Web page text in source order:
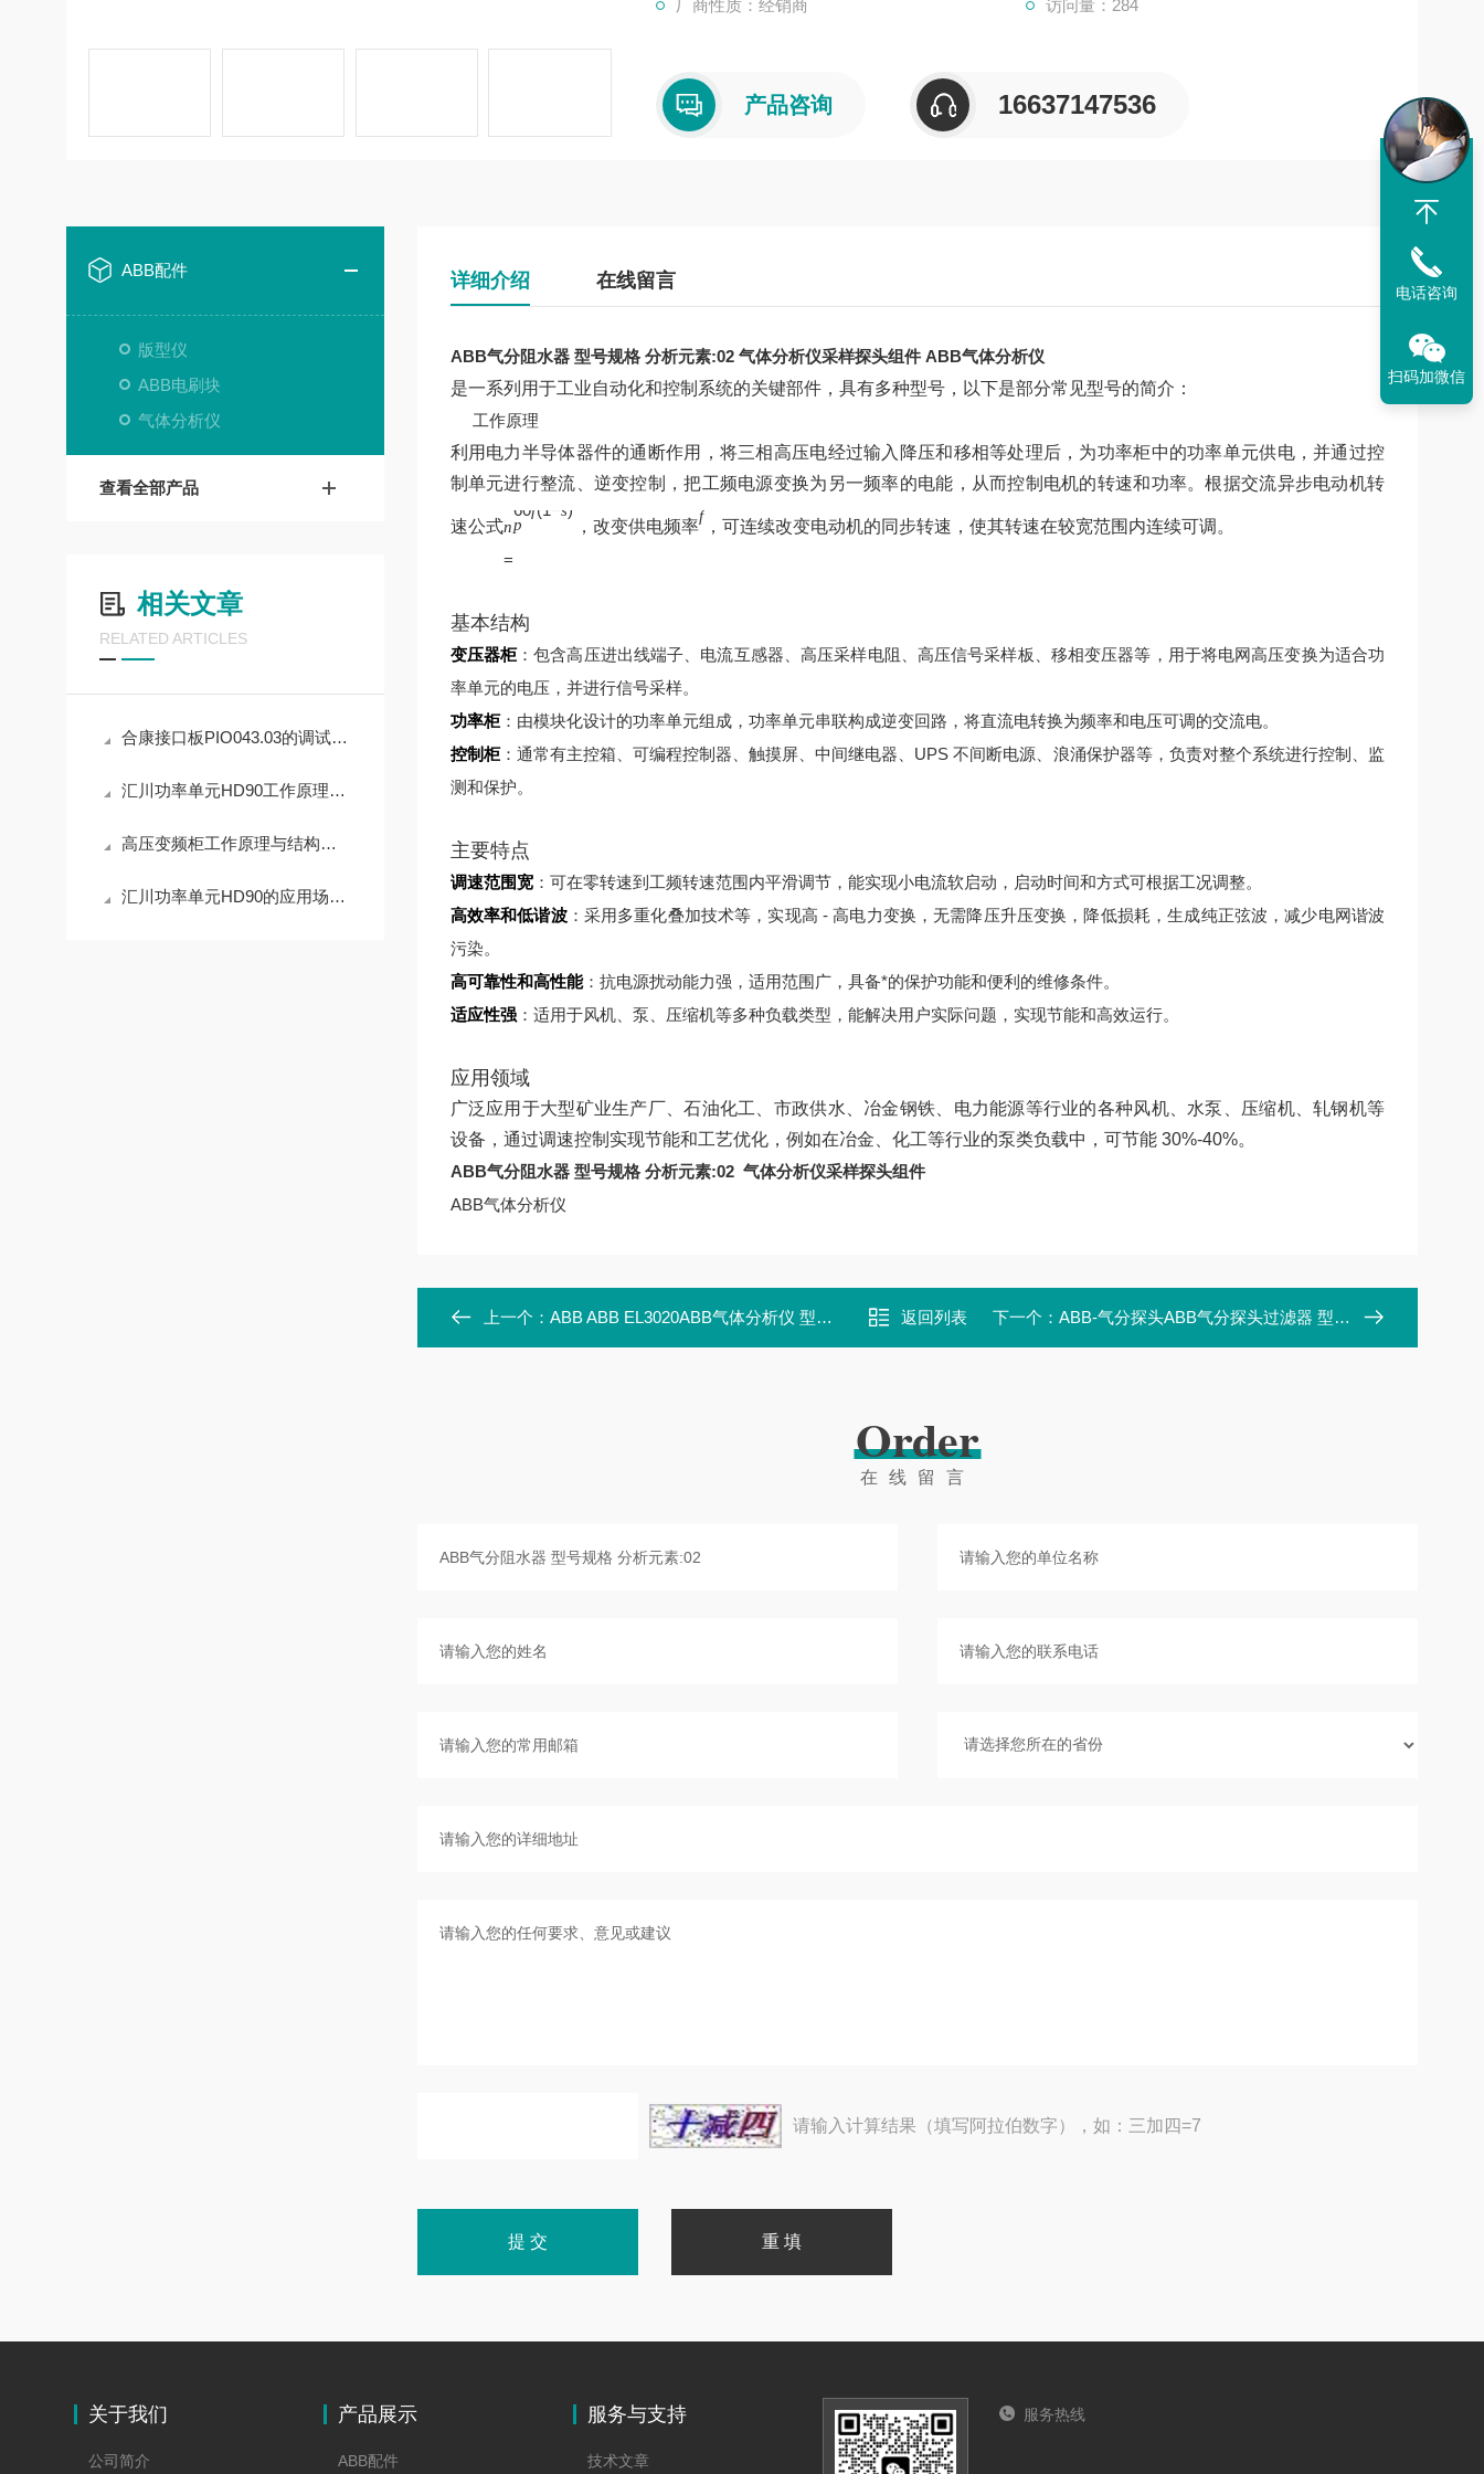
厂商性质：经销商 访问量：284
产品咨询 16637147536
ABB配件
版型仪
ABB电刷块
气体分析仪
查看全部产品
相关文章
RELATED ARTICLES
合康接口板PIO043.03的调试指南
汇川功率单元HD90工作原理基于先进的电力电子技术和控制策略
高压变频柜工作原理与结构介绍
汇川功率单元HD90的应用场景有哪些？
详细介绍 在线留言
ABB气分阻水器 型号规格 分析元素:02 气体分析仪采样探头组件 ABB气体分析仪
是一系列用于工业自动化和控制系统的关键部件，具有多种型号，以下是部分常见型号的简介：
工作原理
利用电力半导体器件的通断作用，将三相高压电经过输入降压和移相等处理后，为功率柜中的功率单元供电，并通过控
制单元进行整流、逆变控制，把工频电源变换为另一频率的电能，从而控制电机的转速和功率。根据交流异步电动机转
速公式n
=
p
60f( 1 −s)
，改变供电频率
f
，可连续改变电动机的同步转速，使其转速在较宽范围内连续可调。
基本结构
变压器柜：包含高压进出线端子、电流互感器、高压采样电阻、高压信号采样板、移相变压器等，用于将电网高压变换为适合功
率单元的电压，并进行信号采样。
功率柜：由模块化设计的功率单元组成，功率单元串联构成逆变回路，将直流电转换为频率和电压可调的交流电。
控制柜：通常有主控箱、可编程控制器、触摸屏、中间继电器、UPS 不间断电源、浪涌保护器等，负责对整个系统进行控制、监
测和保护。
主要特点
调速范围宽：可在零转速到工频转速范围内平滑调节，能实现小电流软启动，启动时间和方式可根据工况调整。
高效率和低谐波：采用多重化叠加技术等，实现高 - 高电力变换，无需降压升压变换，降低损耗，生成纯正弦波，减少电网谐波
污染。
高可靠性和高性能：抗电源扰动能力强，适用范围广，具备*的保护功能和便利的维修条件。
适应性强：适用于风机、泵、压缩机等多种负载类型，能解决用户实际问题，实现节能和高效运行。
应用领域
广泛应用于大型矿业生产厂、石油化工、市政供水、冶金钢铁、电力能源等行业的各种风机、水泵、压缩机、轧钢机等
设备，通过调速控制实现节能和工艺优化，例如在冶金、化工等行业的泵类负载中，可节能 30%-40%。
ABB气分阻水器 型号规格 分析元素:02气体分析仪采样探头组件
ABB气体分析仪
上一个： ABB ABB EL3020ABB气体分析仪 型号规格:ABB EL3020 返回列表 下一个： ABB-气分探头ABB气分探头过滤器 型号/规格:760823
Order
在线留言
请输入计算结果（填写阿拉伯数字），如：三加四=7
关于我们
公司简介
产品展示
ABB配件
服务与支持
技术文章
服务热线
电话咨询
扫码加微信